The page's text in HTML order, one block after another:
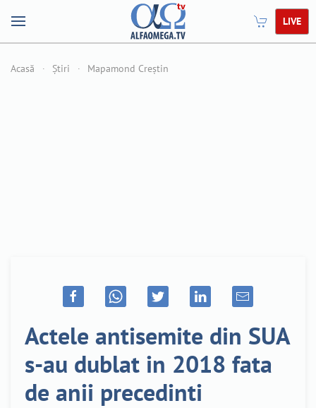
LIVE
Acasă Știri Mapamond Creștin
Actele antisemite din SUA
s-au dublat in 2018 fata
de anii precedinti